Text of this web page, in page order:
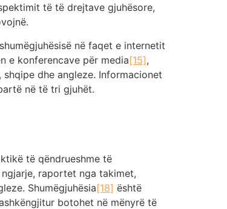
të të drejtave gjuhësore,
në faqet e internetit
e konferencave për media[15],
dhe angleze. Informacionet
në të tri gjuhët.
të qëndrueshme të
raportet nga takimet,
Shumëgjuhësia[18] është
botohet në mënyrë të